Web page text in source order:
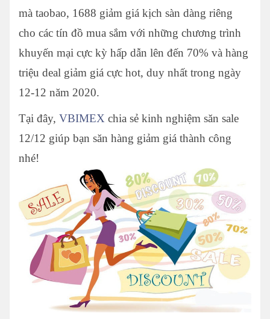
mà taobao, 1688 giảm giá kịch sàn dàng riêng
cho các tín đồ mua sắm với những chương trình
khuyến mại cực kỳ hấp dẫn lên đến 70% và hàng
triệu deal giảm giá cực hot, duy nhất trong ngày
12-12 năm 2020.
Tại đây, VBIMEX chia sẻ kinh nghiệm săn sale
12/12 giúp bạn săn hàng giảm giá thành công
nhé!